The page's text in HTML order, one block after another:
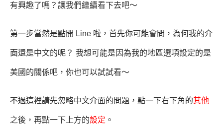
有興趣了嗎？讓我們繼續看下去吧～
第一步當然是點開 Line 啦，首先你可能會問，為何我的介
面還是中文的呢？ 我想可能是因為我的地區選項設定的是
美國的關係吧，你也可以試試看～
不過這裡請先忽略中文介面的問題，點一下右下角的其他
之後，再點一下上方的設定 。